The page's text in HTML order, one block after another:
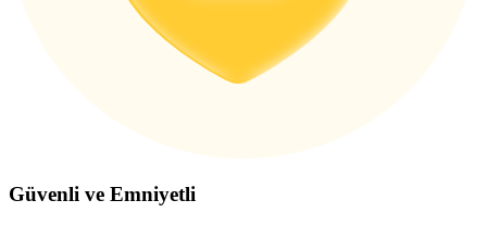
Güvenli ve Emniyetli